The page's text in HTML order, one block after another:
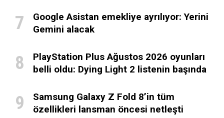
Google Asistan emekliye ayrılıyor: Yerini
Gemini alacak
PlayStation Plus Ağustos 2026 oyunları
belli oldu: Dying Light 2 listenin başında
Samsung Galaxy Z Fold 8’in tüm
özellikleri lansman öncesi netleşti